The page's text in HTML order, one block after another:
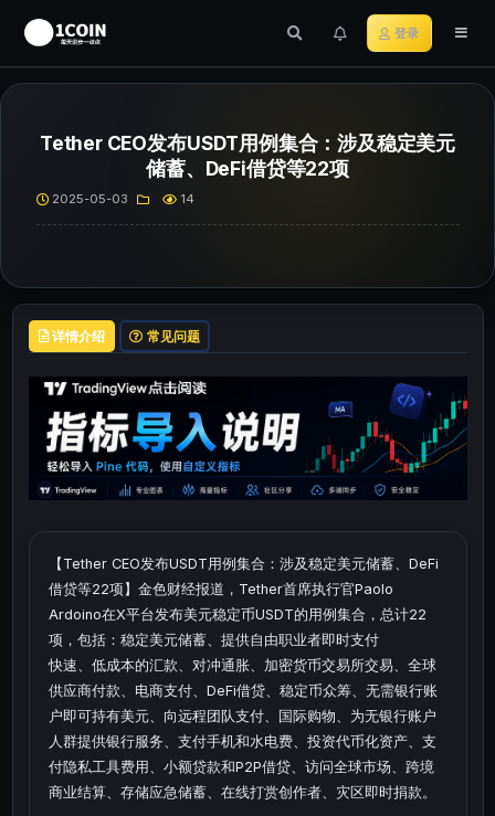
登录
Tether CEO发布USDT用例集合：涉及稳定美元
储蓄、DeFi借贷等22项
2025-05-03 14
详情介绍 常见问题
【Tether CEO发布USDT用例集合：涉及稳定美元储蓄、DeFi
借贷等22项】金色财经报道，Tether首席执行官Paolo
Ardoino在X平台发布美元稳定币USDT的用例集合，总计22
项，包括：稳定美元储蓄、提供自由职业者即时支付
快速、低成本的汇款、对冲通胀、加密货币交易所交易、全球
供应商付款、电商支付、DeFi借贷、稳定币众筹、无需银行账
户即可持有美元、向远程团队支付、国际购物、为无银行账户
人群提供银行服务、支付手机和水电费、投资代币化资产、支
付隐私工具费用、小额贷款和P2P借贷、访问全球市场、跨境
商业结算、存储应急储蓄、在线打赏创作者、灾区即时捐款。